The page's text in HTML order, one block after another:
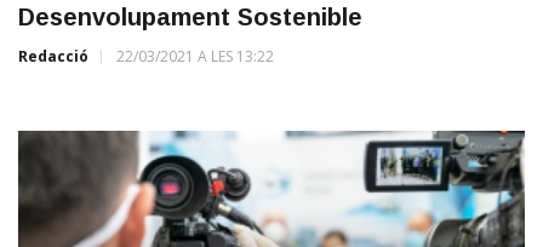
Desenvolupament Sostenible
Redacció 22/03/2021 A LES 13:22